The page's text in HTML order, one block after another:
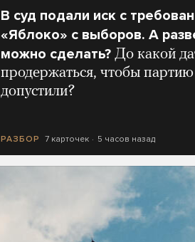
В суд подали иск с
«Яблоко» с выборов. А
можно сделать? До какой
продержаться, чтобы партию
допустили?
РАЗБОР 7 карточек 5 часов назад